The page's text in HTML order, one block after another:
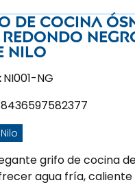
de cocina
Nilo
NI001-NG
8436597582377
Nilo
grifo de cocina
agua fría, caliente